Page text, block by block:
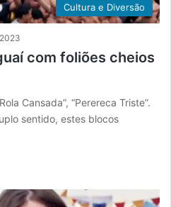
Cultura e Diversão
com foliões cheios
Cansada”, “Perereca Triste”.
sentido, estes blocos